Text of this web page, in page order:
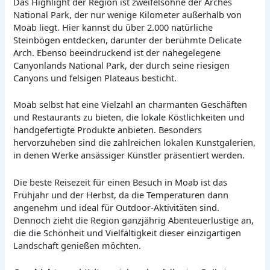
National Park, der nur wenige Kilometer außerhalb von
Moab liegt. Hier kannst du über 2.000 natürliche
Steinbögen entdecken, darunter der berühmte Delicate
Arch. Ebenso beeindruckend ist der nahegelegene
Canyonlands National Park, der durch seine riesigen
Canyons und felsigen Plateaus besticht.
Moab selbst hat eine Vielzahl an charmanten Geschäften
und Restaurants zu bieten, die lokale Köstlichkeiten und
handgefertigte Produkte anbieten. Besonders
hervorzuheben sind die zahlreichen lokalen Kunstgalerien,
in denen Werke ansässiger Künstler präsentiert werden.
Die beste Reisezeit für einen Besuch in Moab ist das
Frühjahr und der Herbst, da die Temperaturen dann
angenehm und ideal für Outdoor-Aktivitäten sind.
Dennoch zieht die Region ganzjährig Abenteuerlustige an,
die die Schönheit und Vielfältigkeit dieser einzigartigen
Landschaft genießen möchten.